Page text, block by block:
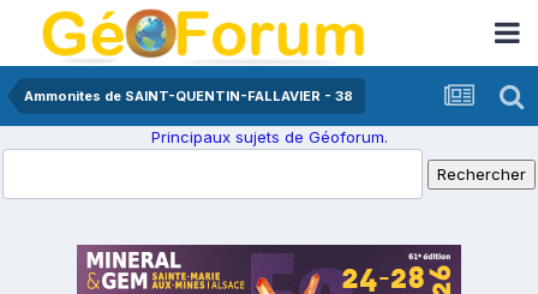
Ammonites de SAINT-QUENTIN-FALLAVIER - 38
Principaux sujets de Géoforum.